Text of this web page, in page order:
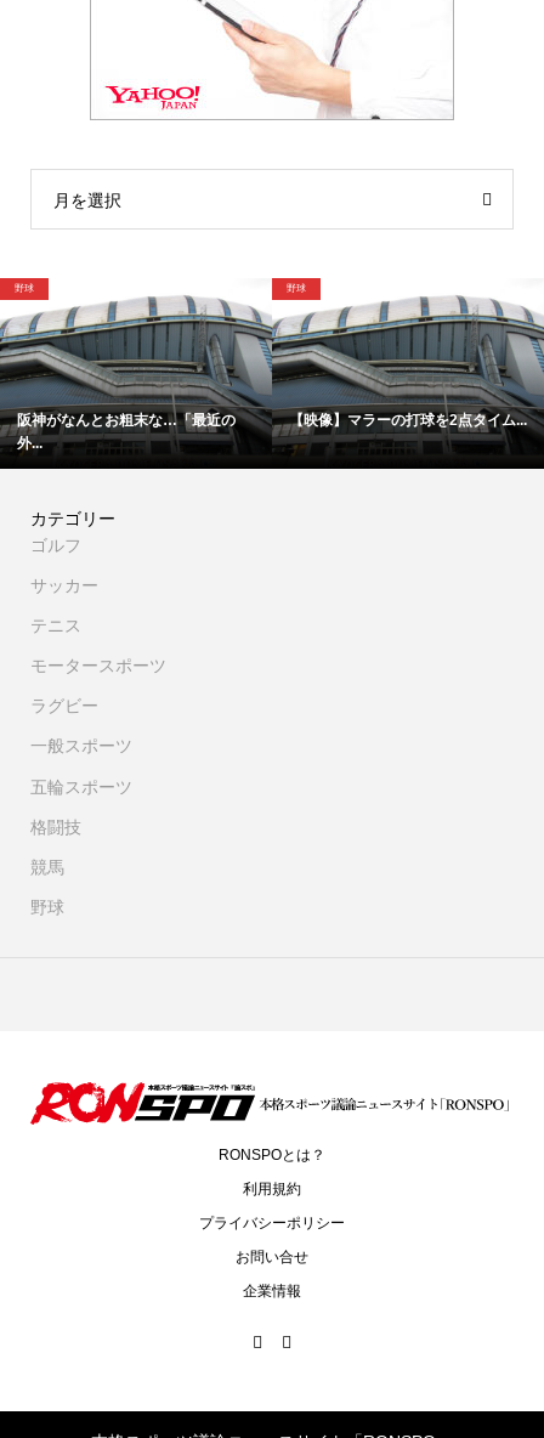
月を選択
がなんとお粗末な…「最近の
【映像】マラーの打球を2点タイム... 「
カテゴリー
ゴルフ
サッカー
テニス
モータースポーツ
ラグビー
一般スポーツ
五輪スポーツ
格闘技
競馬
野球
RONSPOとは？
利用規約
プライバシーポリシー
お問い合せ
企業情報